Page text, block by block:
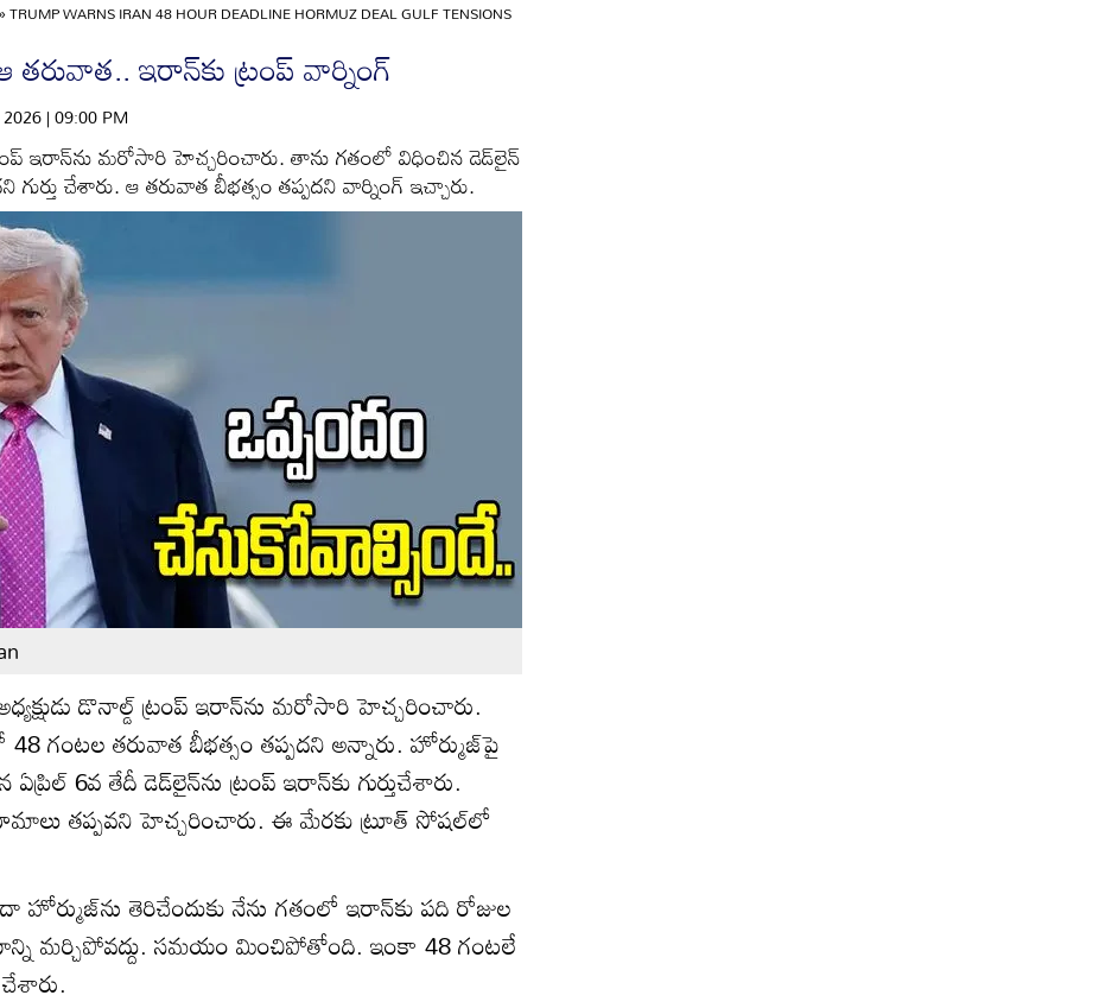
TRUMP WARNS IRAN 48 HOUR DEADLINE HORMUZ DEAL GULF TENSIONS
ఇరాన్‌కు ట్రంప్ వార్నింగ్
| 09:00 PM
ఇరాన్‌ను మరోసారి హెచ్చరించారు. తాను గతంలో విధించిన డెడ్‌లైన్
గుర్తు చేశారు. ఆ తరువాత బీభత్సం తప్పదని వార్నింగ్ ఇచ్చారు.
డొనాల్డ్ ట్రంప్ ఇరాన్‌ను మరోసారి హెచ్చరించారు.
గంటల తరువాత బీభత్సం తప్పదని అన్నారు. హోర్ముజ్‌పై
6వ తేదీ డెడ్‌లైన్‌ను ట్రంప్ ఇరాన్‌కు గుర్తుచేశారు.
తప్పవని హెచ్చరించారు. ఈ మేరకు ట్రూత్ సోషల్‌లో
లేదా హోర్ముజ్‌ను తెరిచేందుకు నేను గతంలో ఇరాన్‌కు పది రోజుల
మర్చిపోవద్దు. సమయం మించిపోతోంది. ఇంకా 48 గంటలే